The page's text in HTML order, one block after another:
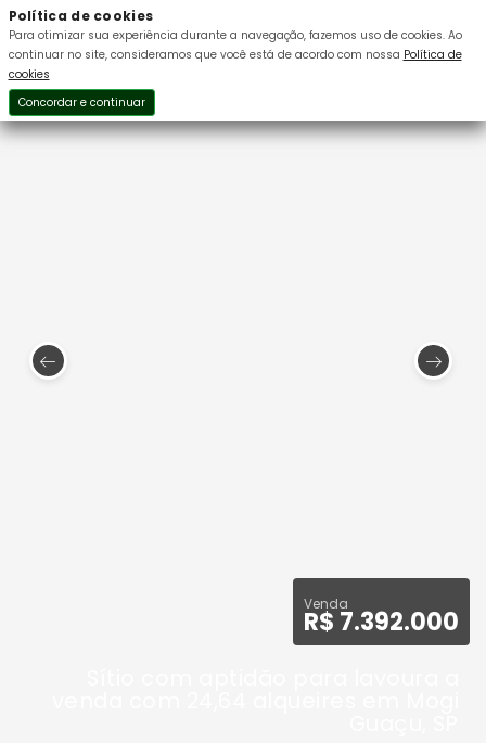
Venda
R$ 7.392.000
Política de cookies
Para otimizar sua experiência durante a navegação, fazemos uso de cookies. Ao
continuar no site, consideramos que você está de acordo com nossa Política de
cookies
Concordar e continuar